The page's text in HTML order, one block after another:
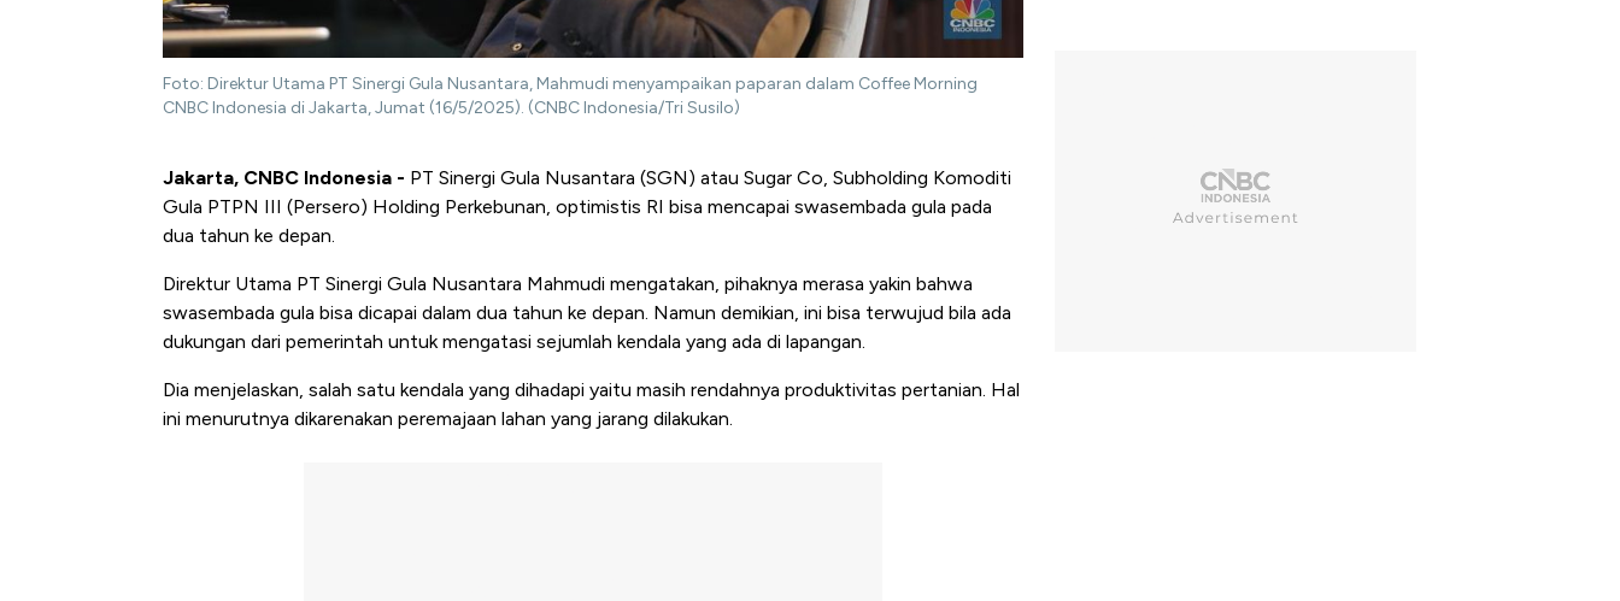
Foto: Direktur Utama PT Sinergi Gula Nusantara, Mahmudi menyampaikan paparan dalam Coffee Morning
CNBC Indonesia di Jakarta, Jumat (16/5/2025). (CNBC Indonesia/Tri Susilo)
Jakarta, CNBC Indonesia - PT Sinergi Gula Nusantara (SGN) atau Sugar Co, Subholding Komoditi
Gula PTPN III (Persero) Holding Perkebunan, optimistis RI bisa mencapai swasembada gula pada
dua tahun ke depan.
Direktur Utama PT Sinergi Gula Nusantara Mahmudi mengatakan, pihaknya merasa yakin bahwa
swasembada gula bisa dicapai dalam dua tahun ke depan. Namun demikian, ini bisa terwujud bila ada
dukungan dari pemerintah untuk mengatasi sejumlah kendala yang ada di lapangan.
Dia menjelaskan, salah satu kendala yang dihadapi yaitu masih rendahnya produktivitas pertanian. Hal
ini menurutnya dikarenakan peremajaan lahan yang jarang dilakukan.